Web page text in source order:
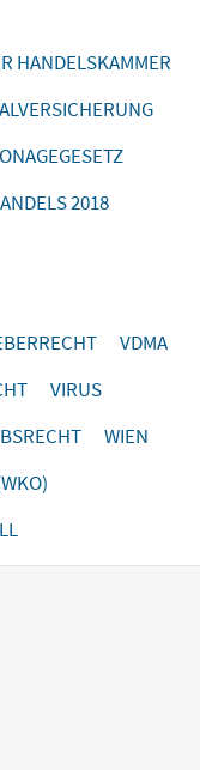
HANDELSKAMMER
2018
VDMA
VIRUS
WIEN